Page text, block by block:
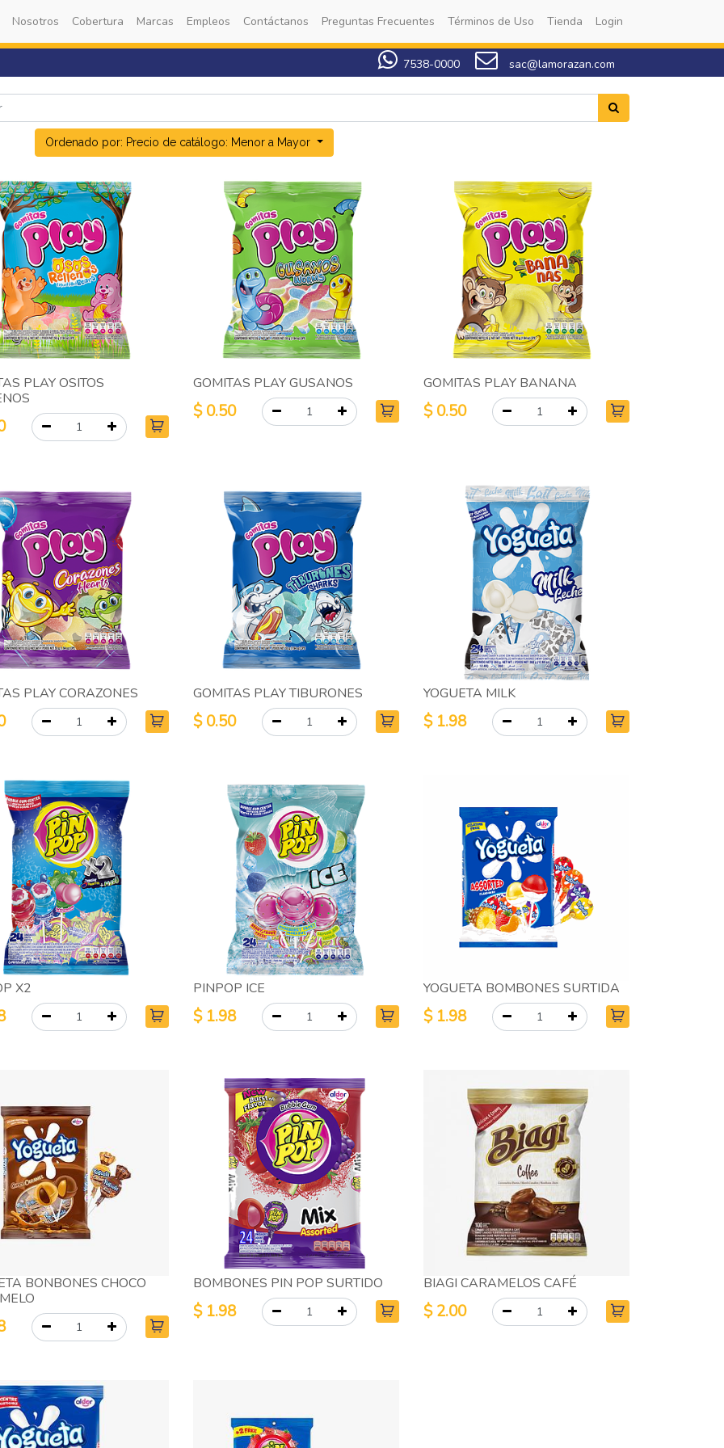
Nosotros Cobertura Marcas Empleos Contáctanos Preguntas Frecuentes Términos de Uso Tienda Login
7538-0000 sac@lamorazan.com
Ordenado por: Precio de catálogo: Menor a Mayor
PLAY OSITOS
GOMITAS PLAY GUSANOS
$0.50
GOMITAS PLAY BANANA
$0.50
PLAY CORAZONES GOMITAS PLAY TIBURONES
$0.50
YOGUETA MILK
$ 1.98
X2 PINPOP ICE
$ 1.98
YOGUETA BOMBONES SURTIDA
$ 1.98
BONBONES CHOCO
BOMBONES PIN POP SURTIDO
$ 1.98
BIAGI CARAMELOS CAFÉ
$2.00